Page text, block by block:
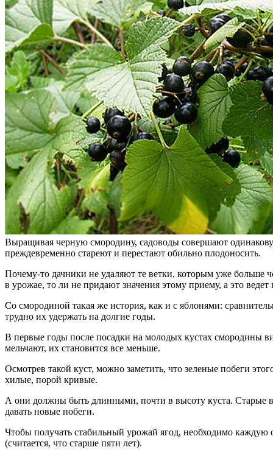
Выращивая черную смородину, садоводы совершают
преждевременно стареют и перестают обильно плодоносить.
Почему-то дачники не удаляют те ветки, которым уже больше
в урожае, то ли не придают значения этому приему, а это
Со смородиной такая же история, как и с яблонями:
трудно их удержать на долгие годы.
В первые годы после посадки на молодых кустах смородины
мельчают, их становится все меньше.
Осмотрев такой куст, можно заметить, что зеленые побеги
хилые, порой кривые.
А они должны быть длинными, почти в высоту куста. Старые
давать новые побеги.
Чтобы получать стабильный урожай ягод, необходимо каждую
(считается, что старше пяти лет).